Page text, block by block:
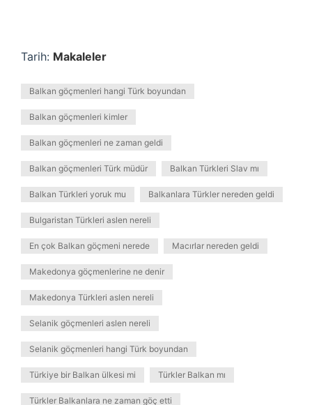
Tarih: Makaleler
Balkan göçmenleri hangi Türk boyundan
Balkan göçmenleri kimler
Balkan göçmenleri ne zaman geldi
Balkan göçmenleri Türk müdür Balkan Türkleri Slav mı
Balkan Türkleri yoruk mu Balkanlara Türkler nereden geldi
Bulgaristan Türkleri aslen nereli
En çok Balkan göçmeni nerede Macırlar nereden geldi
Makedonya göçmenlerine ne denir
Makedonya Türkleri aslen nereli
Selanik göçmenleri aslen nereli
Selanik göçmenleri hangi Türk boyundan
Türkiye bir Balkan ülkesi mi Türkler Balkan mı
Türkler Balkanlara ne zaman göç etti